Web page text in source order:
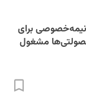
برای
مشغول